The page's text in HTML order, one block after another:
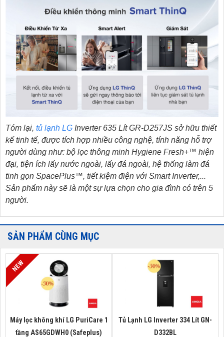
Tóm lại, tủ lạnh LG Inverter 635 Lít GR-D257JS sở hữu thiết
kế tinh tế, được tích hợp nhiều công nghệ, tính năng hỗ trợ
người dùng như: bộ lọc thông minh Hygiene Fresh+™ hiện
đại, tiện ích lấy nước ngoài, lấy đá ngoài, hệ thống làm đá
tinh gọn SpacePlus™, tiết kiệm điện với Smart Inverter,...
Sản phẩm này sẽ là một sự lựa chọn cho gia đình có trên 5
người.
SẢN PHẨM CÙNG MỤC
Máy lọc không khí LG PuriCare 1
tầng AS65GDWH0 (Safeplus)
Tủ Lạnh LG Inverter 334 Lít GN-
D332BL